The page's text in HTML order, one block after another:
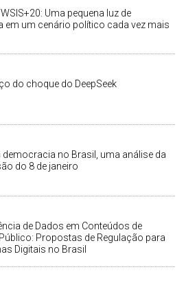
Uma pequena luz de
em um cenário político cada vez mais
do choque do DeepSeek
democracia no Brasil, uma análise da
do 8 de janeiro
de Dados em Conteúdos de
Propostas de Regulação para
Digitais no Brasil